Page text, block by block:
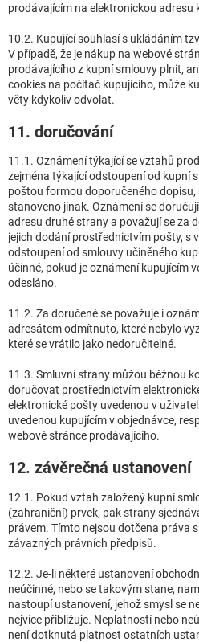
prodávajícím na elektronickou adresu
10.2. Kupující souhlasí s ukládáním
V případě, že je nákup na webové
prodávajícího z kupní smlouvy plnit,
cookies na počítač kupujícího, může
věty kdykoliv odvolat.
11. doručování
11.1. Oznámení týkající se vztahů
zejména týkající odstoupení od kupní
poštou formou doporučeného dopisu,
stanoveno jinak. Oznámení se
adresu druhé strany a považují se za
jejich dodání prostřednictvím pošty, s
odstoupení od smlouvy učiněného
účinné, pokud je oznámení kupujícím
odesláno.
11.2. Za doručené se považuje i
adresátem odmítnuto, které nebylo
které se vrátilo jako nedoručitelné.
11.3. Smluvní strany můžou běžnou
doručovat prostřednictvím
elektronické pošty uvedenou v
uvedenou kupujícím v objednávce,
webové stránce prodávajícího.
12. závěrečná ustanovení
12.1. Pokud vztah založený kupní
(zahraniční) prvek, pak strany
právem. Tímto nejsou dotčena práva
závazných právních předpisů.
12.2. Je-li některé ustanovení
neúčinné, nebo se takovým stane,
nastoupí ustanovení, jehož smysl se
nejvíce přibližuje. Neplatností nebo
není dotknutá platnost ostatních